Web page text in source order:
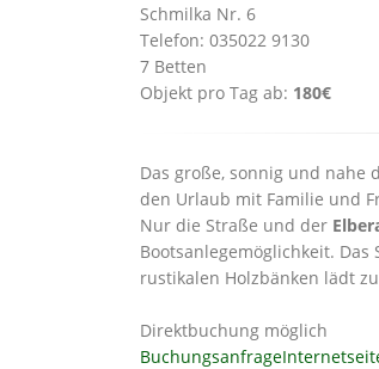
Schmilka Nr. 6
Telefon: 035022 9130
7 Betten
Objekt pro Tag ab: 180€
Das große, sonnig und nahe
den Urlaub mit Familie und
Nur die Straße und der
Bootsanlegemöglichkeit.
rustikalen Holzbänken lädt
Direktbuchung möglich
Buchungsanfrage